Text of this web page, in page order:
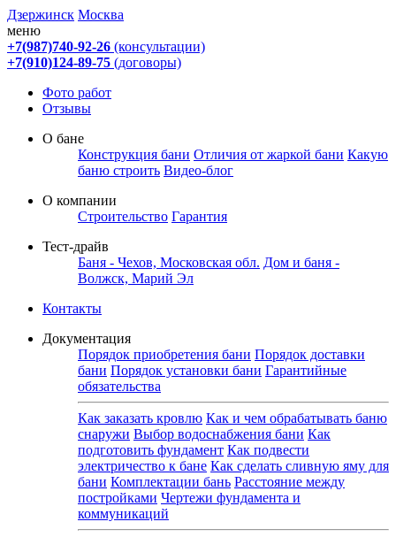
Дзержинск Москва
меню
+7(987)740-92-26 (консультации)
+7(910)124-89-75 (договоры)
Фото работ
Отзывы
О бане
Конструкция бани Отличия от жаркой бани Какую
баню строить Видео-блог
О компании
Строительство Гарантия
Тест-драйв
Баня - Чехов, Московская обл. Дом и баня -
Волжск, Марий Эл
Контакты
Документация
Порядок приобретения бани Порядок доставки
бани Порядок установки бани Гарантийные
обязательства
Как заказать кровлю Как и чем обрабатывать баню
снаружи Выбор водоснабжения бани Как
подготовить фундамент Как подвести
электричество к бане Как сделать сливную яму для
бани Комплектации бань Расстояние между
постройками Чертежи фундамента и
коммуникаций